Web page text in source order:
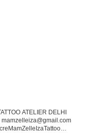
ATELIER DELHI
mamzelleiza@gmail.com